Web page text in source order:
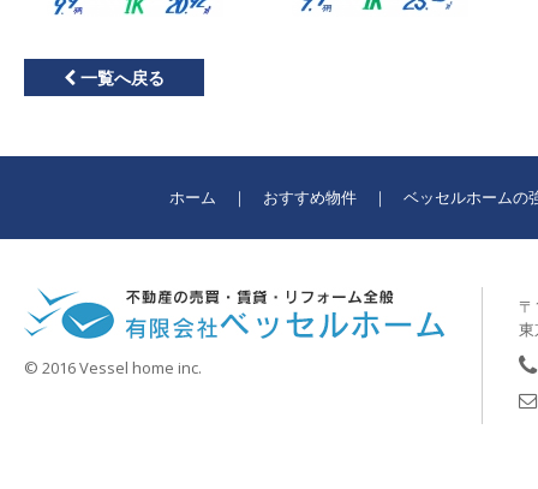
一覧へ戻る
ホーム おすすめ物件 ベッセルホームの
© 2016 Vessel home inc.